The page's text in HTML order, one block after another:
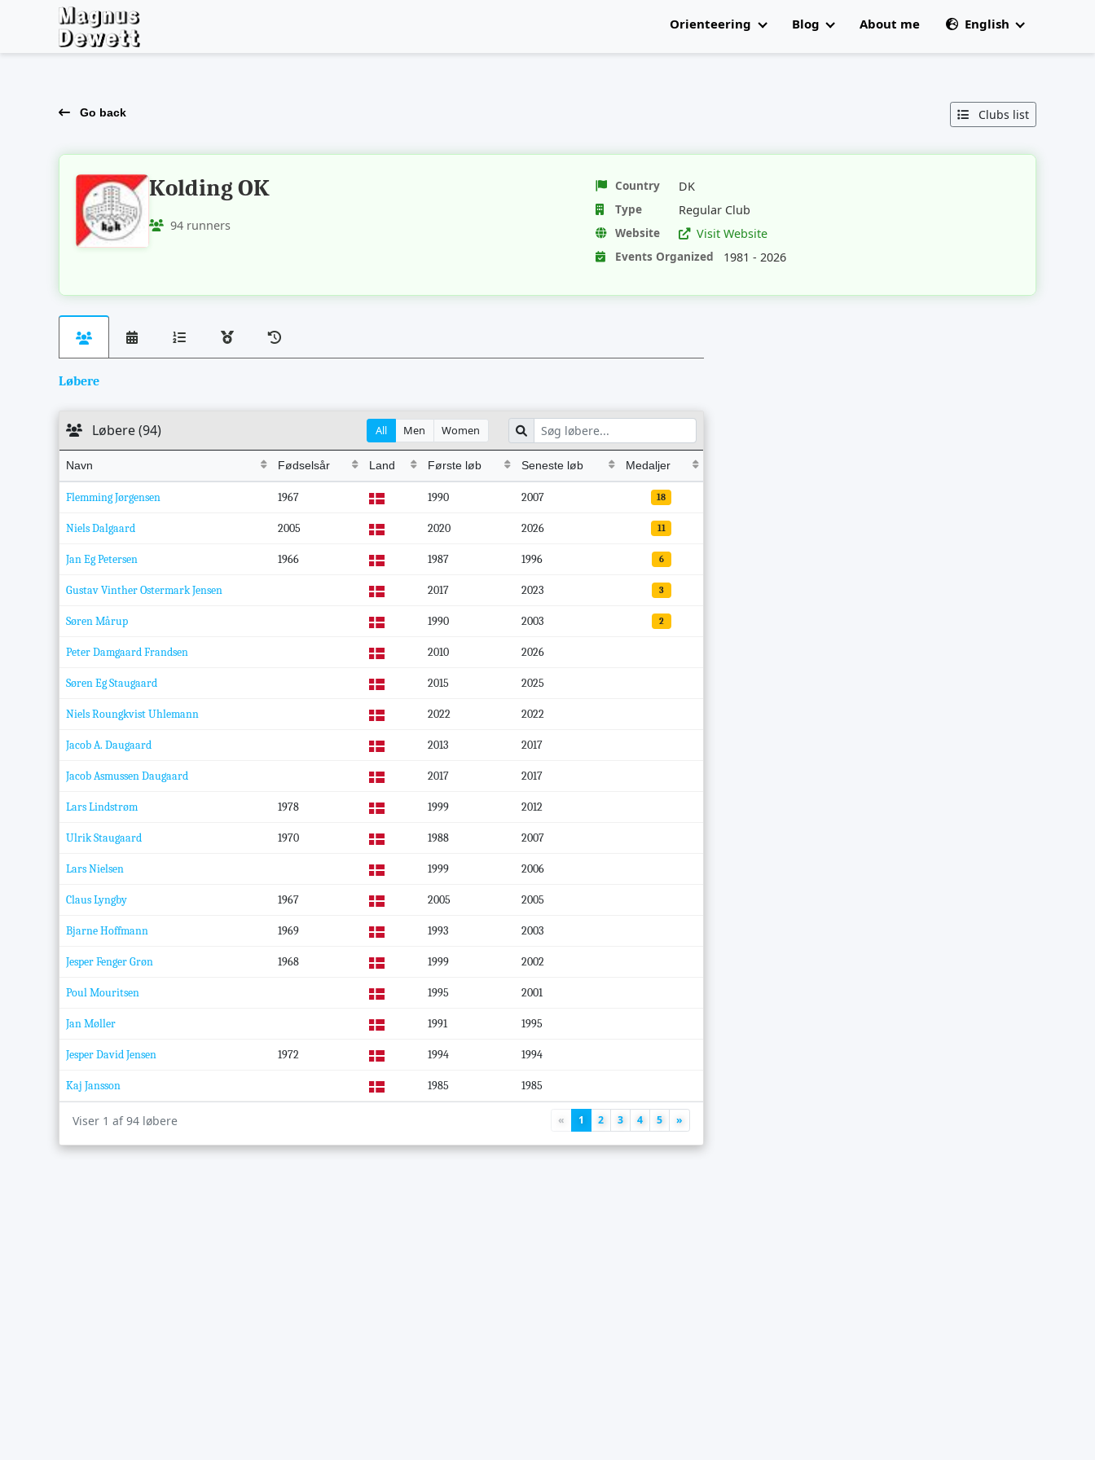
Orienteering Blog About me English
Go back Clubs list
Kolding OK
94 runners
Country
DK
Type
Regular Club
Website
Visit Website
Events Organized
1981 - 2026
Løbere
Løbere (94) All Men Women
Navn Fødselsår Land Første løb Seneste løb Medaljer
Flemming Jørgensen 1967 1990 2007 18
Niels Dalgaard 2005 2020 2026 11
Jan Eg Petersen 1966 1987 1996 6
Gustav Vinther Ostermark Jensen 2017 2023 3
Søren Mårup 1990 2003 2
Peter Damgaard Frandsen 2010 2026
Søren Eg Staugaard 2015 2025
Niels Roungkvist Uhlemann 2022 2022
Jacob A. Daugaard 2013 2017
Jacob Asmussen Daugaard 2017 2017
Lars Lindstrøm 1978 1999 2012
Ulrik Staugaard 1970 1988 2007
Lars Nielsen 1999 2006
Claus Lyngby 1967 2005 2005
Bjarne Hoffmann 1969 1993 2003
Jesper Fenger Grøn 1968 1999 2002
Poul Mouritsen 1995 2001
Jan Møller 1991 1995
Jesper David Jensen 1972 1994 1994
Kaj Jansson 1985 1985
Viser 1 af 94 løbere « 1 2 3 4 5 »